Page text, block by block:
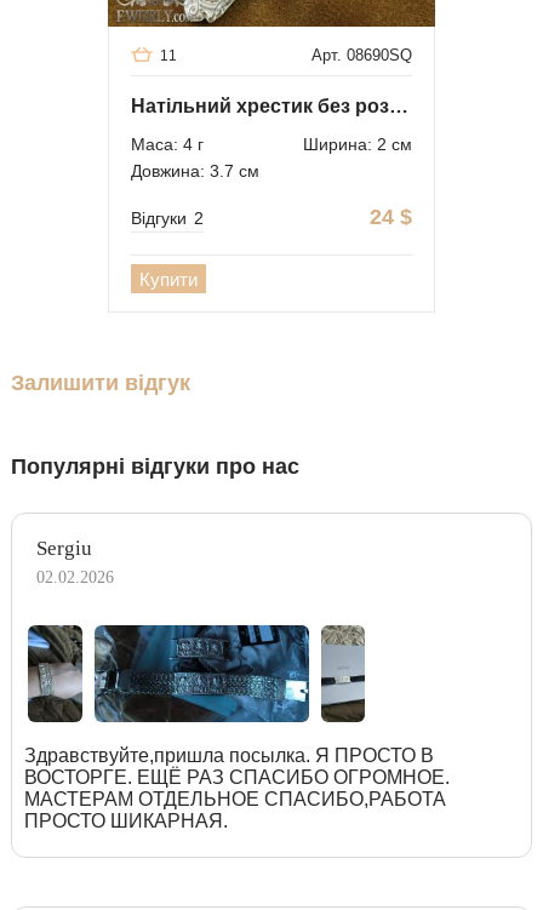
Арт. 08690SQ
11
Натільний хрестик без розп'яття
Маса: 4 г
Ширина: 2 см
Довжина: 3.7 см
24 $
Відгуки 2
Купити
Залишити відгук
Популярні відгуки про нас
Sergiu
02.02.2026
Здравствуйте,пришла посылка. Я ПРОСТО В
ВОСТОРГЕ. ЕЩЁ РАЗ СПАСИБО ОГРОМНОЕ.
МАСТЕРАМ ОТДЕЛЬНОЕ СПАСИБО,РАБОТА
ПРОСТО ШИКАРНАЯ.